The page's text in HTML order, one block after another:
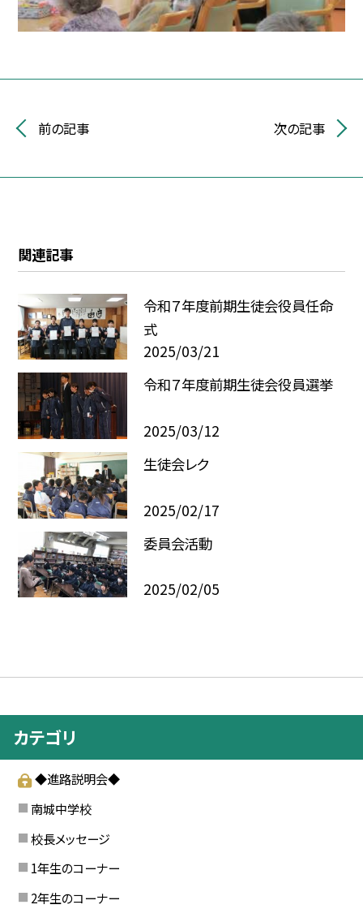
前の記事 次の記事
関連記事
令和７年度前期生徒会役員任命
式
2025/03/21
令和７年度前期生徒会役員選挙
2025/03/12
生徒会レク
2025/02/17
委員会活動
2025/02/05
カテゴリ
◆進路説明会◆
南城中学校
校長メッセージ
1年生のコーナー
2年生のコーナー